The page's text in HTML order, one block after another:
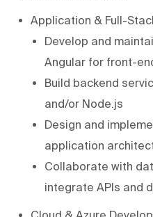
Application & Full-
Develop and
Angular for front-
Build backend
and/or Node.js
Design and
application
Collaborate with
integrate APIs and